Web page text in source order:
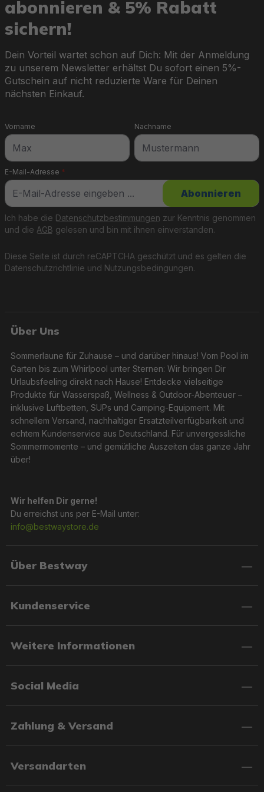
abonnieren & 5% Rabatt
sichern!
Dein Vorteil wartet schon auf Dich: Mit der Anmeldung
zu unserem Newsletter erhältst Du sofort einen 5%-
Gutschein auf nicht reduzierte Ware für Deinen
nächsten Einkauf.
E-Mail-Adresse *
Vorname Nachname
Diese Seite ist durch reCAPTCHA geschützt und es gelten die
Datenschutzrichtlinie und Nutzungsbedingungen.
Ich habe die Datenschutzbestimmungen zur Kenntnis genommen
und die AGB gelesen und bin mit ihnen einverstanden.
Abonnieren
Über Uns
Sommerlaune für Zuhause – und darüber hinaus! Vom Pool im
Garten bis zum Whirlpool unter Sternen: Wir bringen Dir
Urlaubsfeeling direkt nach Hause! Entdecke vielseitige
Produkte für Wasserspaß, Wellness & Outdoor-Abenteuer –
inklusive Luftbetten, SUPs und Camping-Equipment. Mit
schnellem Versand, nachhaltiger Ersatzteilverfügbarkeit und
echtem Kundenservice aus Deutschland. Für unvergessliche
Sommermomente – und gemütliche Auszeiten das ganze Jahr
über!
Wir helfen Dir gerne!
Du erreichst uns per E-Mail unter:
info@bestwaystore.de
Über Bestway
Kundenservice
Weitere Informationen
Social Media
Zahlung & Versand
Versandarten